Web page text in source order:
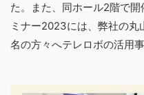
た。また、同ホール2階で
ミナー2023には、弊社の
名の方々へテレロボの活用